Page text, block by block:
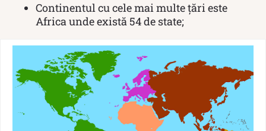
Continentul cu cele mai multe țări este
Africa unde există 54 de state;